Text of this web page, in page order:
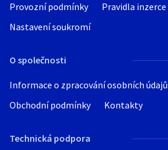
Provozní podmínky
Pravidla inzerce
Nastavení soukromí
O společnosti
Informace o zpracování osobních údajů
Obchodní podmínky
Kontakty
Technická podpora